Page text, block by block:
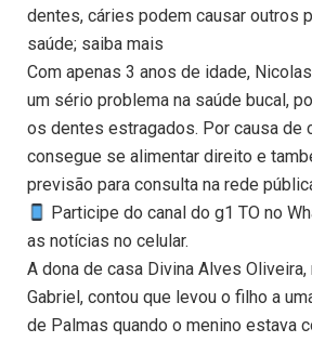
dentes, cáries podem causar outros
saúde; saiba mais
Com apenas 3 anos de idade,
um sério problema na saúde bucal,
os dentes estragados. Por causa de
consegue se alimentar direito e
previsão para consulta na rede
Participe do canal do g1 TO no
as notícias no celular.
A dona de casa Divina Alves
Gabriel, contou que levou o filho a
de Palmas quando o menino estava